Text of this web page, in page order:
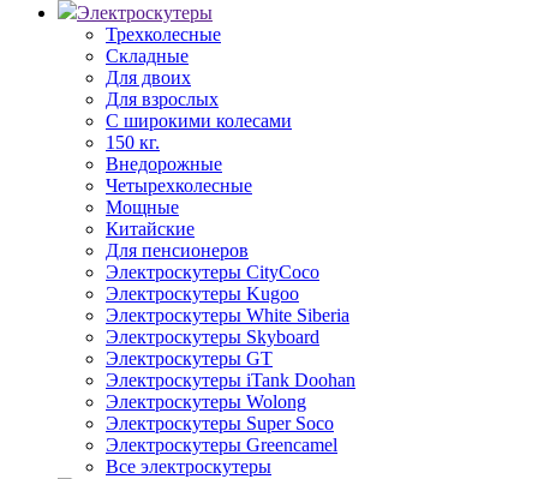
Электроскутеры
Трехколесные
Складные
Для двоих
Для взрослых
С широкими колесами
150 кг.
Внедорожные
Четырехколесные
Мощные
Китайские
Для пенсионеров
Электроскутеры CityCoco
Электроскутеры Kugoo
Электроскутеры White Siberia
Электроскутеры Skyboard
Электроскутеры GT
Электроскутеры iTank Doohan
Электроскутеры Wolong
Электроскутеры Super Soco
Электроскутеры Greencamel
Все электроскутеры